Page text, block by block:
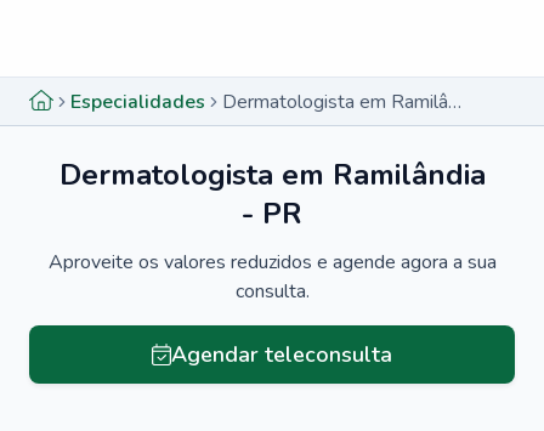
Especialidades Dermatologista em Ramilândia - PR
Dermatologista em Ramilândia
- PR
Aproveite os valores reduzidos e agende agora a sua
consulta.
Agendar teleconsulta